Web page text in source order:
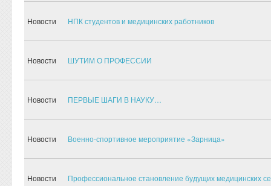
Новости НПК студентов и медицинских работников
Новости ШУТИМ О ПРОФЕССИИ
Новости ПЕРВЫЕ ШАГИ В НАУКУ…
Новости Военно-спортивное мероприятие «Зарница»
Новости Профессиональное становление будущих медицинских